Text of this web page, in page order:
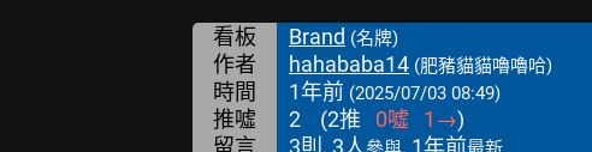
看板 Brand (名牌)
作者 hahababa14 (肥豬貓貓嚕嚕哈)
時間 1年前 (2025/07/03 08:49)
推噓 2 (2推 0噓 1 →)
留言
3則, 3人 , 1年前